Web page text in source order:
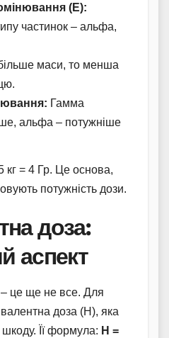
(E):
частинок – альфа,
маси, то менша
Гамма
альфа – потужніше
= 4 Гр. Це основа,
потужність дози.
доза:
аспект
це ще не все. Для
доза (H), яка
шкоду. Її формула: H =